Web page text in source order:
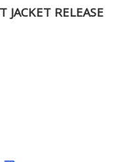
RELEASE